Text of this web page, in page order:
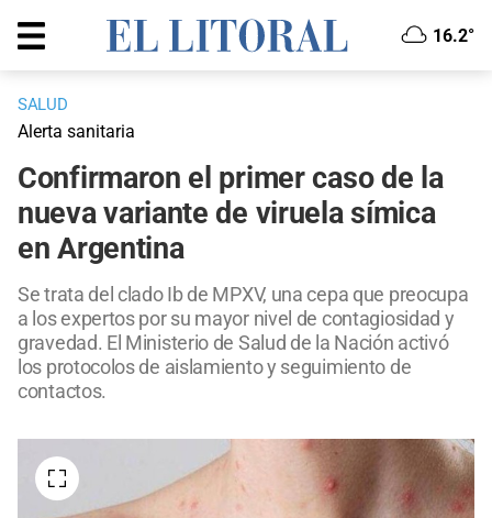
16.2°
SALUD
Alerta sanitaria
Confirmaron el primer caso de la
nueva variante de viruela símica
en Argentina
Se trata del clado Ib de MPXV, una cepa que preocupa
a los expertos por su mayor nivel de contagiosidad y
gravedad. El Ministerio de Salud de la Nación activó
los protocolos de aislamiento y seguimiento de
contactos.